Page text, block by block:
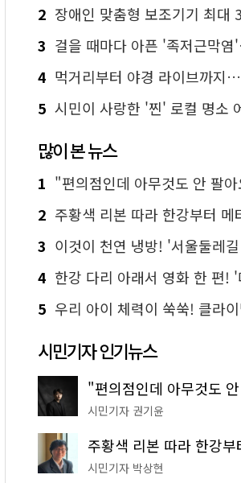
2 장애인 맞춤형 보조기기 최대 3년간 무상 대여…삶의
3 걸을 때마다 아픈 '족저근막염'…무작정 참지 말고 '이
4 먹거리부터 야경 라이브까지…망원한강공원 알
5 시민이 사랑한 '찐' 로컬 명소 어디? '서울에디션
많이 본 뉴스
1 "편의점인데 아무것도 안 팔아요" 서울에서 가장 특별한 편
2 주황색 리본 따라 한강부터 메타세쿼이아 숲길까지…서울둘
3 이것이 천연 냉방! '서울둘레길 9코스'로 숲속 피
4 한강 다리 아래서 영화 한 편! '다리밑 영화관'
5 우리 아이 체력이 쑥쑥! 클라이밍 키즈카페·어린
시민기자 인기뉴스
시민기자 권기윤
시민기자 박상현